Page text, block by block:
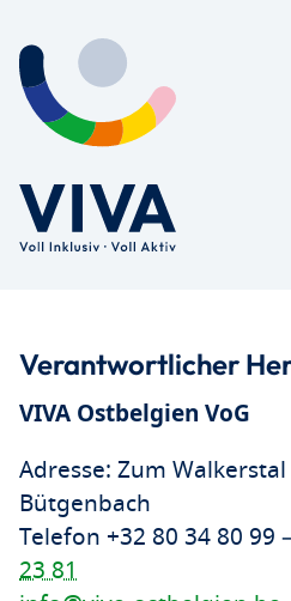
Verantwortlicher
VIVA Ostbelgien VoG
Adresse: Zum Walkerstal
Bütgenbach
Telefon +32 80 34 80 99
23 81